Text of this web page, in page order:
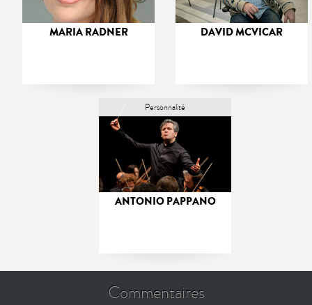
MARIA RADNER DAVID MCVICAR
Personnalité
ANTONIO PAPPANO
Commentaires